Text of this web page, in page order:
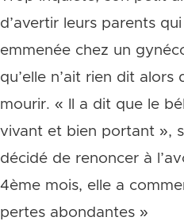
d’avertir leurs parents
emmenée chez un
qu’elle n’ait rien dit alors
mourir. « Il a dit que le
vivant et bien portant »,
décidé de renoncer à
4ème mois, elle a
pertes abondantes »